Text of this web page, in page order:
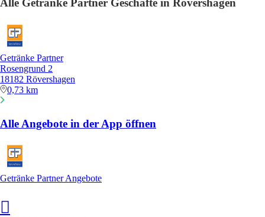
Alle Getränke Partner Geschäfte in Rövershagen
Getränke Partner
Rosengrund 2
18182 Rövershagen
0,73 km
Alle Angebote in der App öffnen
Getränke Partner Angebote